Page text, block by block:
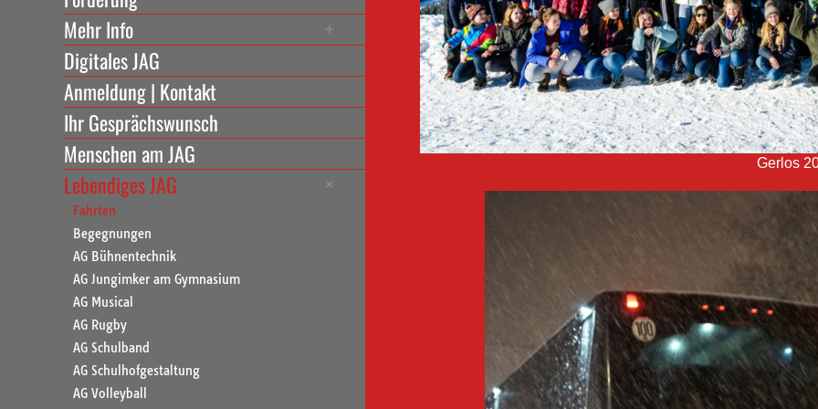
Mehr Info
Digitales JAG
Anmeldung | Kontakt
Ihr Gesprächswunsch
Menschen am JAG
Lebendiges JAG
Fahrten
Begegnungen
AG Bühnentechnik
AG Jungimker am Gymnasium
AG Musical
AG Rugby
AG Schulband
AG Schulhofgestaltung
AG Volleyball
Gerlos